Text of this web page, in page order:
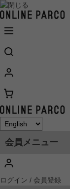
会員メニュー
ログイン / 会員登録